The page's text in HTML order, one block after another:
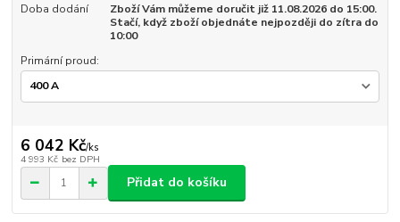
Doba dodání
Zboží Vám můžeme doručit již 11.08.2026 do 15:00.
Stačí, když zboží objednáte nejpozději do zítra do
10:00
Primární proud:
6 042 Kč/ks
4 993 Kč bez DPH
Přidat do košíku